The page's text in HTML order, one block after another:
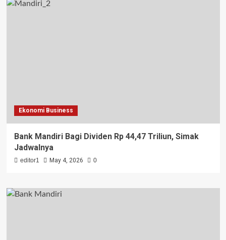
Ekonomi Business
Bank Mandiri Bagi Dividen Rp 44,47 Triliun, Simak
Jadwalnya
editor1 May 4, 2026 0